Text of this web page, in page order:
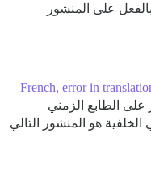
على المنشور
French, error in
على الطابع الزمني
هو المنشور التالي